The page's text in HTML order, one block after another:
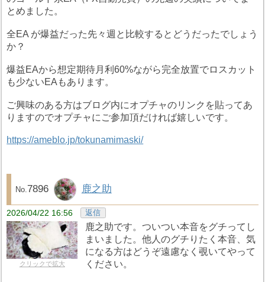
とめました。
全EA が爆益だった先々週と比較するとどうだったでしょう
か？
爆益EAから想定期待月利60%ながら完全放置でロスカット
も少ないEAもあります。
ご興味のある方はブログ内にオプチャのリンクを貼ってあ
りますのでオプチャにご参加頂だければ嬉しいです。
https://ameblo.jp/tokunamimaski/
7896 鹿之助
2026/04/22 16:56 返信
クリックで拡大
鹿之助です。ついつい本音をグチってし
まいました。他人のグチりたく本音、気
になる方はどうぞ遠慮なく覗いてやって
ください。